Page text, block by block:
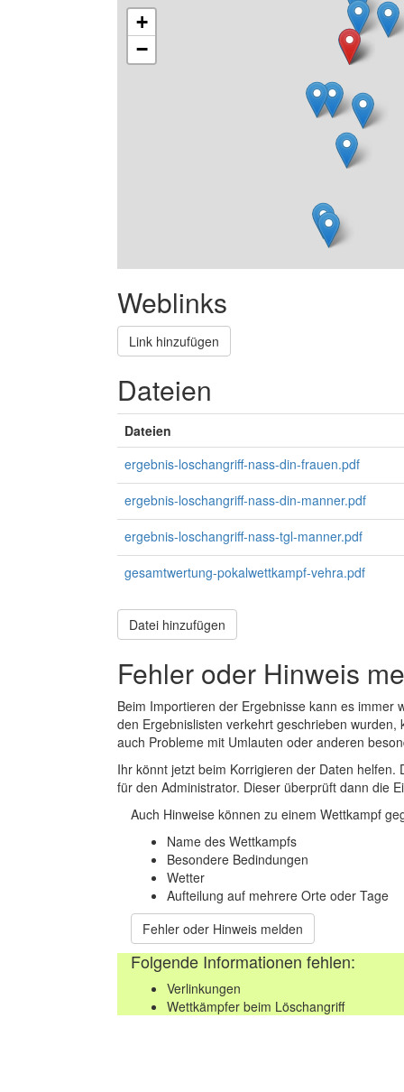
+
−
Weblinks
Link hinzufügen
Dateien
Dateien
ergebnis-loschangriff-nass-din-frauen.pdf
ergebnis-loschangriff-nass-din-manner.pdf
ergebnis-loschangriff-nass-tgl-manner.pdf
gesamtwertung-pokalwettkampf-vehra.pdf
Datei hinzufügen
Fehler oder Hinweis
Beim Importieren der Ergebnisse kann es
den Ergebnislisten verkehrt geschrieben
auch Probleme mit Umlauten oder anderen
Ihr könnt jetzt beim Korrigieren der Daten
für den Administrator. Dieser überprüft dann die
Auch Hinweise können zu einem Wettkampf
Name des Wettkampfs
Besondere Bedindungen
Wetter
Aufteilung auf mehrere Orte oder Tage
Fehler oder Hinweis melden
Folgende Informationen fehlen:
Verlinkungen
Wettkämpfer beim Löschangriff